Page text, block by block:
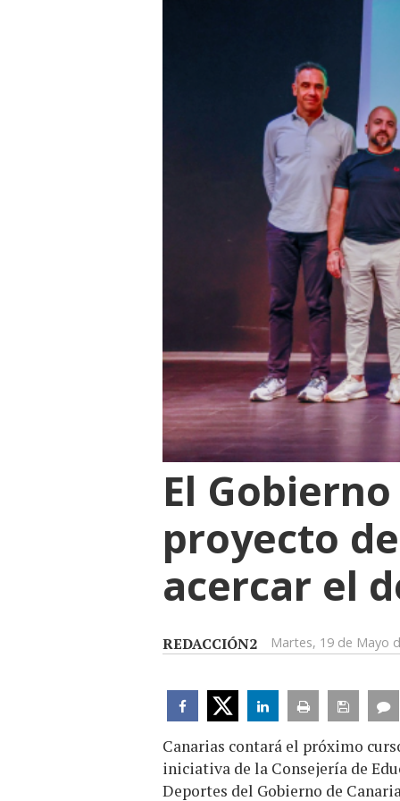
El
proyecto
acercar el
REDACCIÓN2 Martes, 19 de Mayo
Canarias contará el próximo
iniciativa de la Consejería de
Deportes del Gobierno de